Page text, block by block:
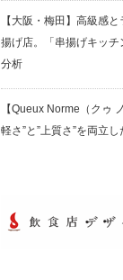
【大阪・梅田】高級感
揚げ店。「串揚げキッ
分析
【Queux Norme（クゥ
軽さ”と”上質さ”を両立